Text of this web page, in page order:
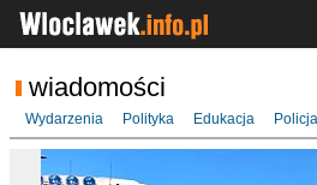
wiadomości
Wydarzenia Polityka Edukacja Policja